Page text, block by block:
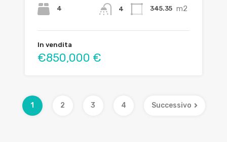
4 4 345.35 m2
In vendita
€850,000 €
1 2 3 4 Successivo